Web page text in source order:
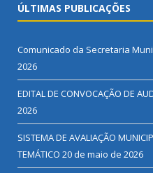
ÚLTIMAS PUBLICAÇÕES
Comunicado da Secretaria
2026
EDITAL DE CONVOCAÇÃO DE
2026
SISTEMA DE AVALIAÇÃO
TEMÁTICO 20 de maio de 2026